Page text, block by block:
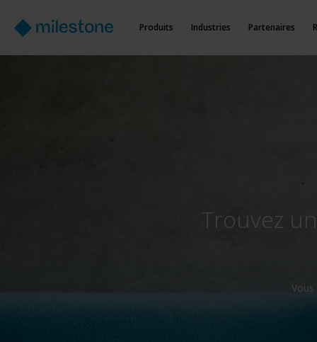
Produits Industries Partenaires
Trouvez